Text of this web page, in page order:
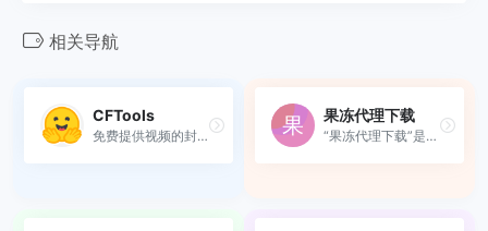
相关导航
CFTools
免费提供视频的封面，油管，B...
果冻代理下载
“果冻代理下载”是一款用于加...